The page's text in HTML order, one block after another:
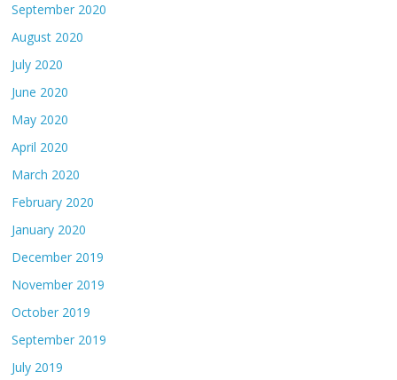
September 2020
August 2020
July 2020
June 2020
May 2020
April 2020
March 2020
February 2020
January 2020
December 2019
November 2019
October 2019
September 2019
July 2019